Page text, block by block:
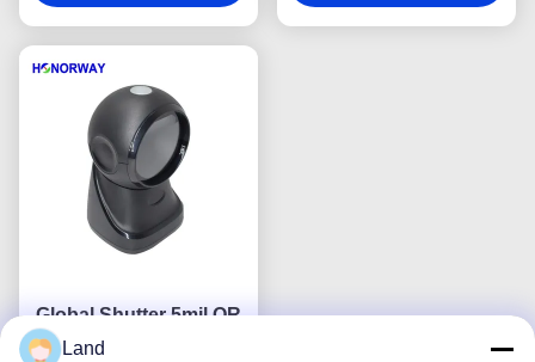
Retail QR Betaling
Checkout Systemen
Global Shutter 5mil QR
Maxicode Barcode
Land